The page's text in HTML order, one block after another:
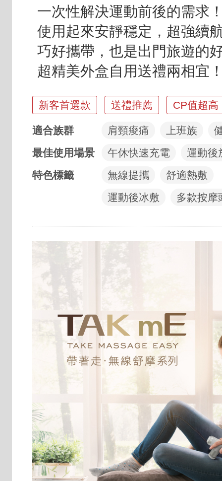
一次性解決運動前後的需求
使用起來安靜穩定，超強續
巧好攜帶，也是出門旅遊的
超精美外盒自用送禮兩相宜
亮點標籤
新客首選款 送禮推薦 CP值超高
適合族群 肩頸痠痛 上班族
最佳使用場景
午休快速充電
運動後
特色標籤
無線提攜
舒適熱敷
運動後冰敷
多款按摩